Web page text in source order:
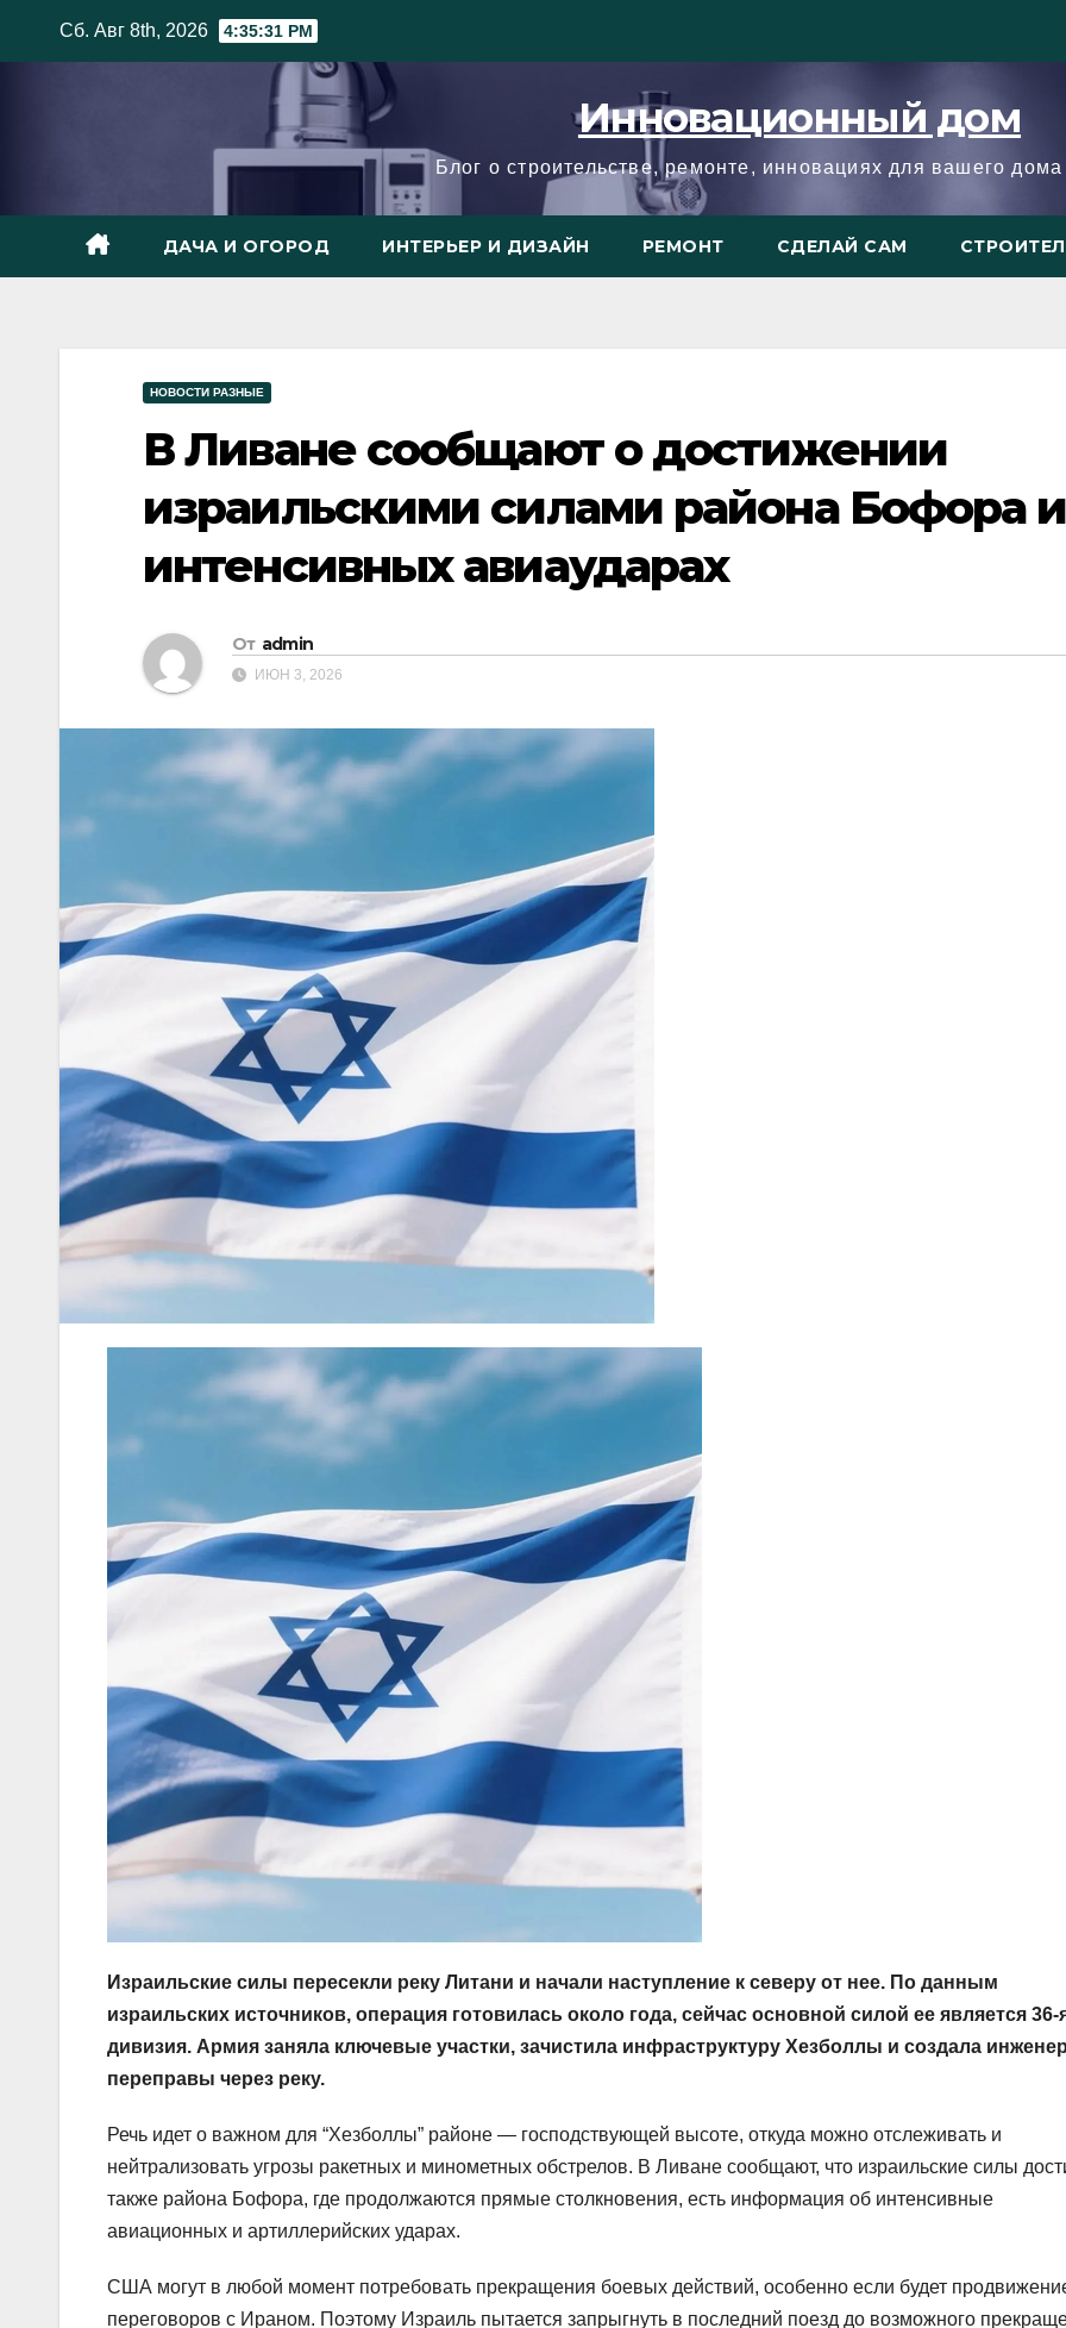
Сб. Авг 8th, 2026 4:35:33 PM
Инновационный дом
Блог о строительстве, ремонте, инновациях для вашего дома
ДАЧА И ОГОРОД ИНТЕРЬЕР И ДИЗАЙН РЕМОНТ СДЕЛАЙ САМ
НОВОСТИ РАЗНЫЕ
В Ливане сообщают о достижении
израильскими силами района Бофора и
интенсивных авиаударах
От admin
ИЮН 3, 2026
Израильские силы пересекли реку Литани и начали наступление к северу от нее. По данным
израильских источников, операция готовилась около года, сейчас основной силой ее является 36-
дивизия. Армия заняла ключевые участки, зачистила инфраструктуру Хезболлы и создала
переправы через реку.
Речь идет о важном для “Хезболлы” районе — господствующей высоте, откуда можно отслеживать и
нейтрализовать угрозы ракетных и минометных обстрелов. В Ливане сообщают, что израильские силы
также района Бофора, где продолжаются прямые столкновения, есть информация об интенсивные
авиационных и артиллерийских ударах.
США могут в любой момент потребовать прекращения боевых действий, особенно если будет
переговоров с Ираном. Поэтому Израиль пытается запрыгнуть в последний поезд до возможного